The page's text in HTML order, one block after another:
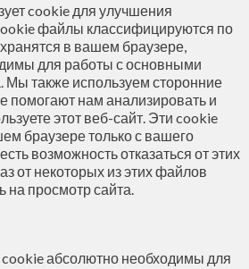
cookie для улучшения
файлы классифицируются по
в вашем браузере,
для работы с основными
Мы также используем сторонние
помогают нам анализировать и
этот веб-сайт. Эти cookie
браузере только с вашего
возможность отказаться от этих
от некоторых из этих файлов
на просмотр сайта.
абсолютно необходимы для